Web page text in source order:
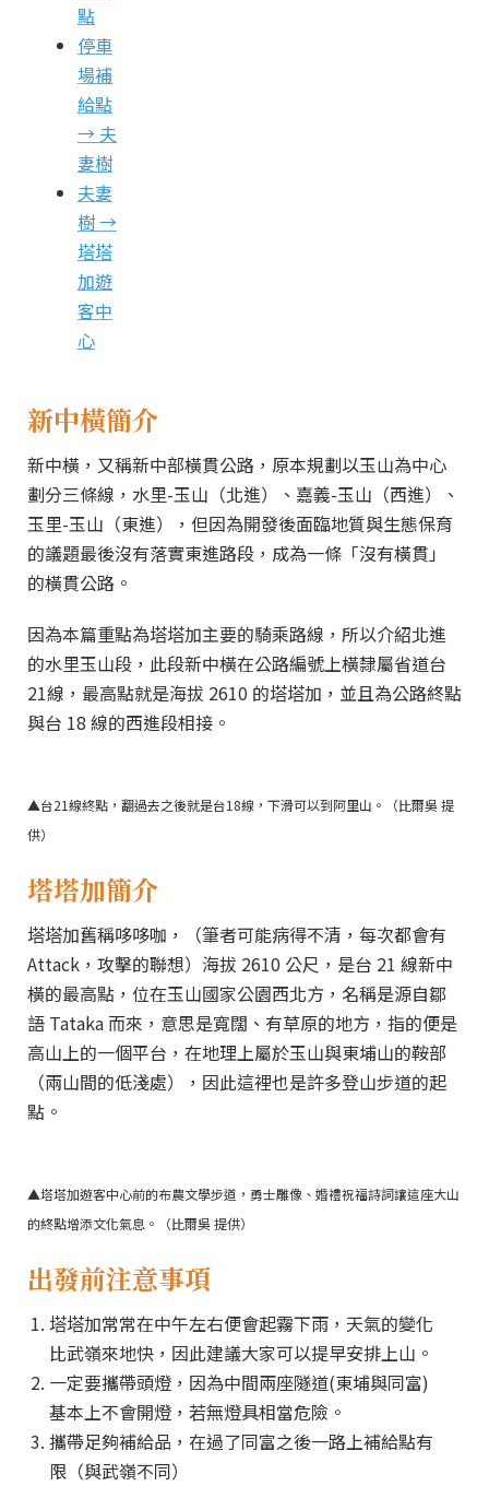
點
停車
場補
給點
→ 夫
妻樹
夫妻
樹 →
塔塔
加遊
客中
心
新中橫簡介
新中橫，又稱新中部橫貫公路，原本規劃以玉山為中心
劃分三條線，水里-玉山（北進）、嘉義-玉山（西進）、
玉里-玉山（東進），但因為開發後面臨地質與生態保育
的議題最後沒有落實東進路段，成為一條「沒有橫貫」
的橫貫公路。
因為本篇重點為塔塔加主要的騎乘路線，所以介紹北進
的水里玉山段，此段新中橫在公路編號上橫隸屬省道台
21線，最高點就是海拔 2610 的塔塔加，並且為公路終點
與台 18 線的西進段相接。
▲台21線終點，翻過去之後就是台18線，下滑可以到阿里山。（比爾吳 提
供）
塔塔加簡介
塔塔加舊稱哆哆咖，（筆者可能病得不清，每次都會有
Attack，攻擊的聯想）海拔 2610 公尺，是台 21 線新中
橫的最高點，位在玉山國家公園西北方，名稱是源自鄒
語 Tataka 而來，意思是寬闊、有草原的地方，指的便是
高山上的一個平台，在地理上屬於玉山與東埔山的鞍部
（兩山間的低淺處），因此這裡也是許多登山步道的起
點。
▲塔塔加遊客中心前的布農文學步道，勇士雕像、婚禮祝福詩詞讓這座大山
的終點增添文化氣息。（比爾吳 提供）
出發前注意事項
塔塔加常常在中午左右便會起霧下雨，天氣的變化
比武嶺來地快，因此建議大家可以提早安排上山。
一定要攜帶頭燈，因為中間兩座隧道(東埔與同富)
基本上不會開燈，若無燈具相當危險。
攜帶足夠補給品，在過了同富之後一路上補給點有
限（與武嶺不同）